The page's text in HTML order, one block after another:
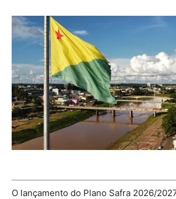
O lançamento do Plano Safra 2026/